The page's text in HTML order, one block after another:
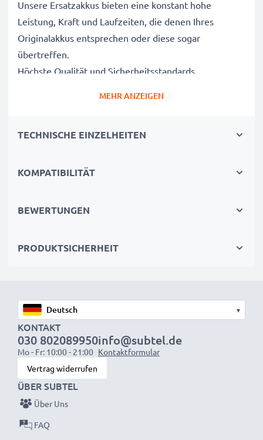
Unsere Ersatzakkus bieten eine konstant hohe
Leistung, Kraft und Laufzeiten, die denen Ihres
Originalakkus entsprechen oder diese sogar
übertreffen.
Höchste Qualität und Sicherheitsstandards
unterzogen und entsprechen den höchsten EU-
Die umweltfreundliche Alternative
ökologischen Fußabdruck durch Recycling und
Entscheiden Sie sich für CELLONIC und machen Sie
keine Abstriche bei der Qualität!
MEHR ANZEIGEN
TECHNISCHE EINZELHEITEN
KOMPATIBILITÄT
BEWERTUNGEN
PRODUKTSICHERHEIT
▾
KONTAKT
030 802089950
Mo - Fr: 10:00 - 21:00
info@subtel.de
Kontaktformular
Vertrag widerrufen
ÜBER SUBTEL
Über Uns
FAQ